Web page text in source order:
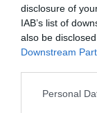
disclosure of
IAB’s list of
also be
Downstream
Personal